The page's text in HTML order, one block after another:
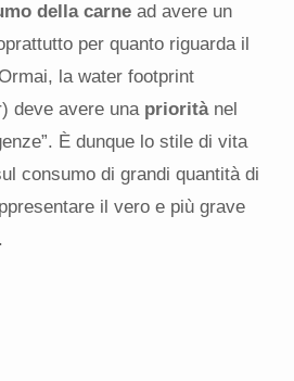
della carne ad avere un
per quanto riguarda il
la water footprint
deve avere unaprioritànel
È dunque lo stile di vita
consumo di grandi quantità di
il vero e più grave